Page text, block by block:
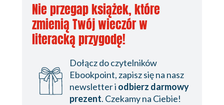
Nie przegap książek, które
zmienią Twój wieczór w
literacką przygodę!
Dołącz do czytelników
Ebookpoint, zapisz się na nasz
newsletter i odbierz darmowy
prezent. Czekamy na Ciebie!